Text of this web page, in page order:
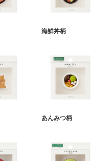
海鮮丼柄
あんみつ柄